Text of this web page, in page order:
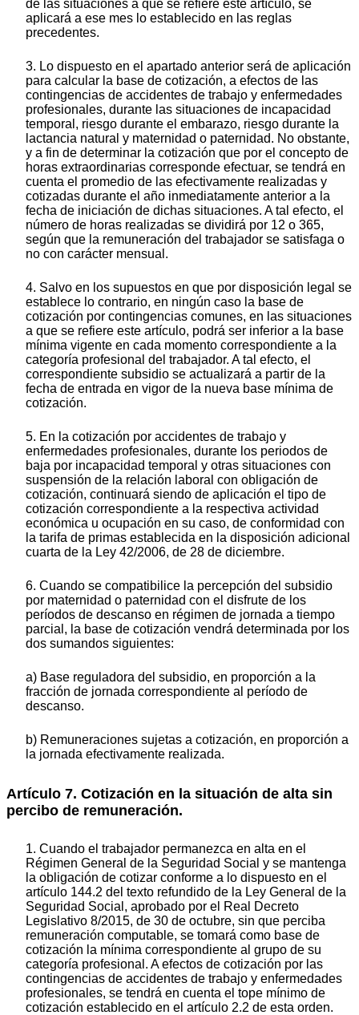
de las situaciones a que se refiere este artículo, se
aplicará a ese mes lo establecido en las reglas
precedentes.
3. Lo dispuesto en el apartado anterior será de aplicación
para calcular la base de cotización, a efectos de las
contingencias de accidentes de trabajo y enfermedades
profesionales, durante las situaciones de incapacidad
temporal, riesgo durante el embarazo, riesgo durante la
lactancia natural y maternidad o paternidad. No obstante,
y a fin de determinar la cotización que por el concepto de
horas extraordinarias corresponde efectuar, se tendrá en
cuenta el promedio de las efectivamente realizadas y
cotizadas durante el año inmediatamente anterior a la
fecha de iniciación de dichas situaciones. A tal efecto, el
número de horas realizadas se dividirá por 12 o 365,
según que la remuneración del trabajador se satisfaga o
no con carácter mensual.
4. Salvo en los supuestos en que por disposición legal se
establece lo contrario, en ningún caso la base de
cotización por contingencias comunes, en las situaciones
a que se refiere este artículo, podrá ser inferior a la base
mínima vigente en cada momento correspondiente a la
categoría profesional del trabajador. A tal efecto, el
correspondiente subsidio se actualizará a partir de la
fecha de entrada en vigor de la nueva base mínima de
cotización.
5. En la cotización por accidentes de trabajo y
enfermedades profesionales, durante los periodos de
baja por incapacidad temporal y otras situaciones con
suspensión de la relación laboral con obligación de
cotización, continuará siendo de aplicación el tipo de
cotización correspondiente a la respectiva actividad
económica u ocupación en su caso, de conformidad con
la tarifa de primas establecida en la disposición adicional
cuarta de la Ley 42/2006, de 28 de diciembre.
6. Cuando se compatibilice la percepción del subsidio
por maternidad o paternidad con el disfrute de los
períodos de descanso en régimen de jornada a tiempo
parcial, la base de cotización vendrá determinada por los
dos sumandos siguientes:
a) Base reguladora del subsidio, en proporción a la
fracción de jornada correspondiente al período de
descanso.
b) Remuneraciones sujetas a cotización, en proporción a
la jornada efectivamente realizada.
Artículo 7. Cotización en la situación de alta sin
percibo de remuneración.
1. Cuando el trabajador permanezca en alta en el
Régimen General de la Seguridad Social y se mantenga
la obligación de cotizar conforme a lo dispuesto en el
artículo 144.2 del texto refundido de la Ley General de la
Seguridad Social, aprobado por el Real Decreto
Legislativo 8/2015, de 30 de octubre, sin que perciba
remuneración computable, se tomará como base de
cotización la mínima correspondiente al grupo de su
categoría profesional. A efectos de cotización por las
contingencias de accidentes de trabajo y enfermedades
profesionales, se tendrá en cuenta el tope mínimo de
cotización establecido en el artículo 2.2 de esta orden.